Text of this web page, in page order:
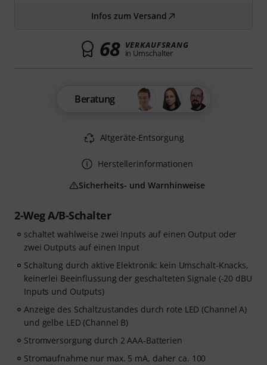
2-Weg A/B-Schalter
schaltet wahlweise zwei Inputs auf einen Output oder
zwei Outputs auf einen Input
Schaltung durch aktive Elektronik: kein Umschalt-Knacks,
keinerlei Beeinflussung der geschalteten Signale (-20 dBU
Inputs und Outputs)
Anzeige des Schaltzustandes durch rote LED (Channel A)
und gelbe LED (Channel B)
Stromversorgung durch 2 AAA-Batterien
Stromaufnahme nur max. 5 mA, daher ca. 100
Infos zum Versand
68 VERKAUFSRANG
in Umschalter
Beratung
Altgeräte-Entsorgung
Herstellerinformationen
Sicherheits- und Warnhinweise